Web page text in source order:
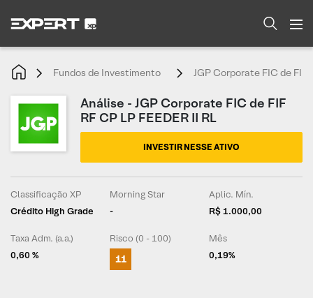
Fundos de Investimento JGP Corporate FIC de FIF
Análise - JGP Corporate FIC de FIF
RF CP LP FEEDER II RL
INVESTIR NESSE ATIVO
Classificação XP
Crédito High Grade
Morning Star
-
Aplic. Mín.
R$ 1.000,00
Taxa Adm. (a.a.)
0,60 %
Risco (0 - 100)
11
Mês
0,19%